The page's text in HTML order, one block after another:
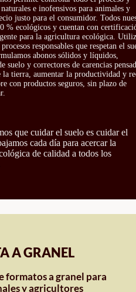
e inofensivos para animales y
justo para el consumidor. Todos
% ecológicos y cuentan con
para la agricultura ecológica.
responsables que respetan el
abonos sólidos y líquidos,
suelo y correctores de carencias
tierra, aumentar la productividad y
con productos seguros, sin plazo de
que cuidar el suelo es cuidar el
cada día para acercar la
de calidad a todos los
A GRANEL
formatos a granel para
y agricultores